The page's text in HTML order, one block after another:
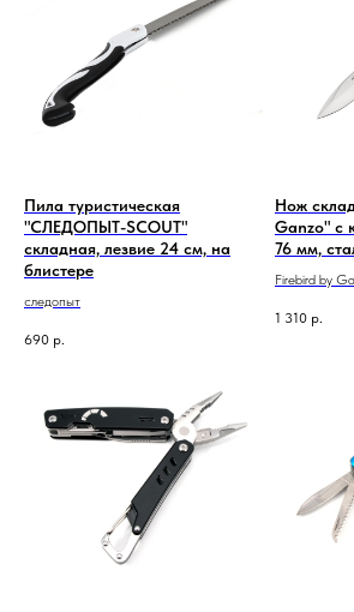
Пила туристическая
"СЛЕДОПЫТ-SCOUT"
складная, лезвие 24 см, на
блистере
следопыт
690 р.
Нож
Ganzo" с
76 мм,
Firebird by
1 310 р.